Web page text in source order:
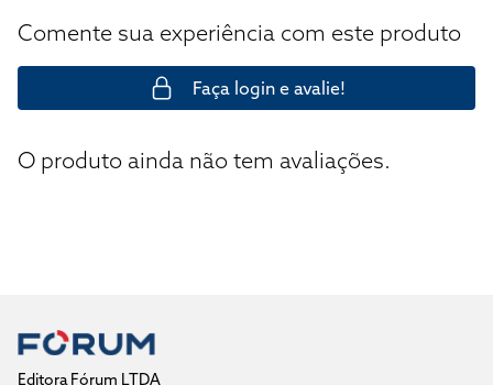
Comente sua experiência com este produto
Faça login e avalie!
O produto ainda não tem avaliações.
Editora Fórum LTDA